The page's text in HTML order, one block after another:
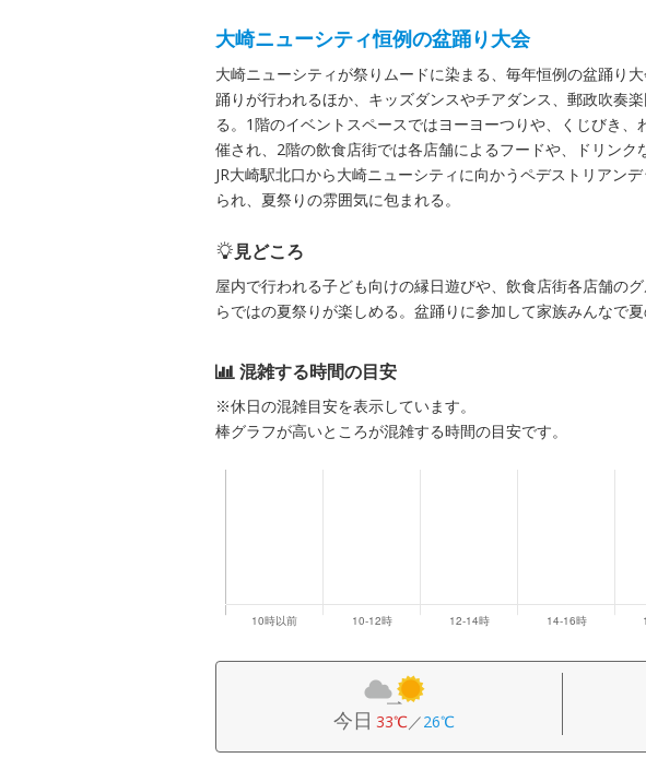
大崎ニューシティ恒例の盆踊り大会
大崎ニューシティが祭りムードに染まる、毎年恒例の盆踊り
踊りが行われるほか、キッズダンスやチアダンス、郵政吹奏
る。1階のイベントスペースではヨーヨーつりや、くじびき
催され、2階の飲食店街では各店舗によるフードや、ドリンク
JR大崎駅北口から大崎ニューシティに向かうペデストリアン
られ、夏祭りの雰囲気に包まれる。
見どころ
屋内で行われる子ども向けの縁日遊びや、飲食店街各店舗の
らではの夏祭りが楽しめる。盆踊りに参加して家族みんなで
混雑する時間の目安
※休日の混雑目安を表示しています。
棒グラフが高いところが混雑する時間の目安です。
今日 33℃／26℃